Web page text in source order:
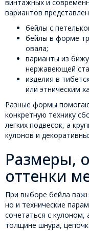
винтажных и
вариантов
бейлы с
бейлы в форме
овала;
варианты из
нержавеющей
изделия в
или этническим
Разные формы
конкретную технику
легких подвесок, а
кулонов и
Размеры,
оттенки
При выборе бейла
но и технические
сочетаться с кулоном,
толщине шнура,